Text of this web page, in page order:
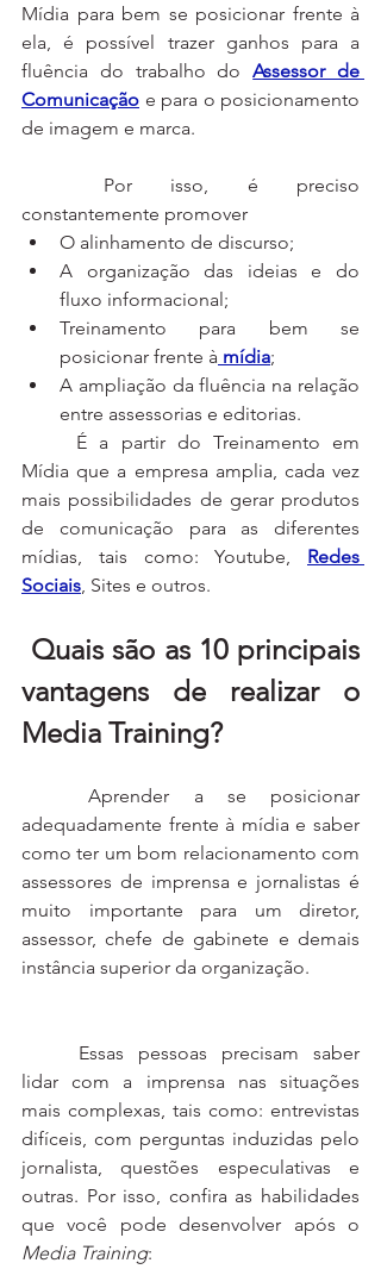
Mídia para bem se posicionar frente à
ela, é possível trazer ganhos para a
fluência do trabalho do Assessor de
Comunicação e para o posicionamento
de imagem e marca.
constantemente promover
O alinhamento de discurso;
A organização das ideias e do
fluxo informacional;
Treinamento para bem se
posicionar frente à mídia;
A ampliação da fluência na relação
entre assessorias e editorias.
Mídia que a empresa amplia, cada vez
mais possibilidades de gerar produtos
de comunicação para as diferentes
mídias, tais como: Youtube, Redes
Sociais , Sites e outros.
vantagens de realizar o
Media Training?
	Aprender a se posicionar
adequadamente frente à mídia e saber
como ter um bom relacionamento com
assessores de imprensa e jornalistas é
muito importante para um diretor,
assessor, chefe de gabinete e demais
instância superior da organização.
lidar com a imprensa nas situações
mais complexas, tais como: entrevistas
difíceis, com perguntas induzidas pelo
jornalista, questões especulativas e
outras. Por isso, confira as habilidades
que você pode desenvolver após o
Media Training: